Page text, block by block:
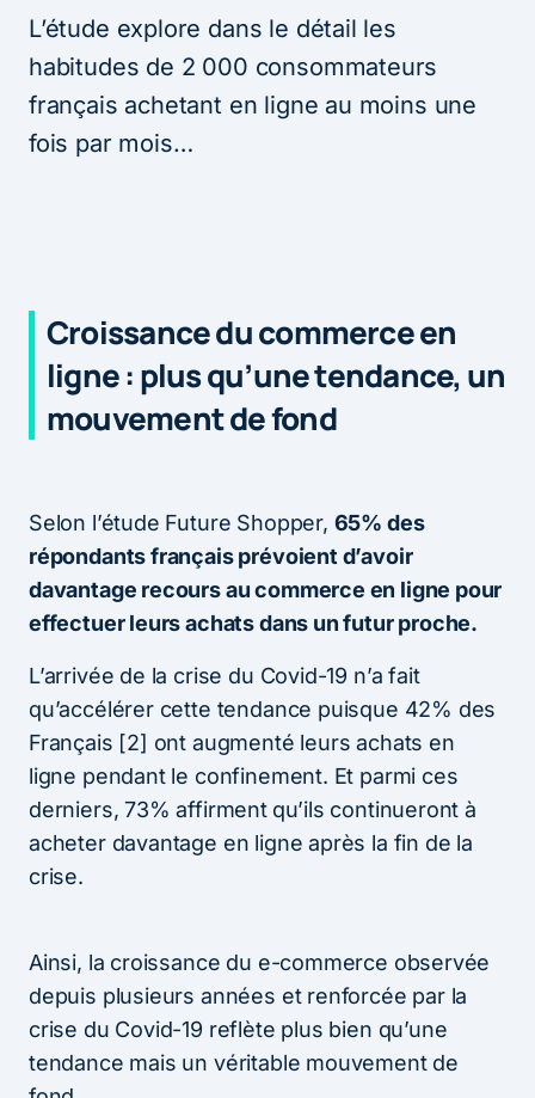
L’étude explore dans le détail les
habitudes de 2 000 consommateurs
français achetant en ligne au moins une
fois par mois…
Croissance du commerce en
ligne : plus qu’une tendance, un
mouvement de fond
Selon l’étude Future Shopper, 65% des
répondants français prévoient d’avoir
davantage recours au commerce en ligne pour
effectuer leurs achats dans un futur proche.
L’arrivée de la crise du Covid-19 n’a fait
qu’accélérer cette tendance puisque 42% des
Français [2] ont augmenté leurs achats en
ligne pendant le confinement. Et parmi ces
derniers, 73% affirment qu’ils continueront à
acheter davantage en ligne après la fin de la
crise.
Ainsi, la croissance du e-commerce observée
depuis plusieurs années et renforcée par la
crise du Covid-19 reflète plus bien qu’une
tendance mais un véritable mouvement de